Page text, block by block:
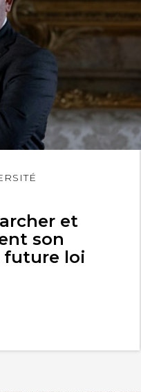
et
son
future loi